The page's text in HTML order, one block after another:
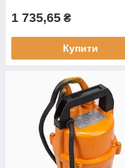
1 735,65 ₴
Купити